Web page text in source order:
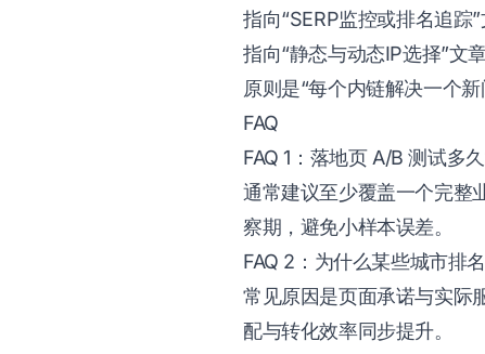
指向“SERP监控或排名追踪
指向“静态与动态IP选择”文
原则是“每个内链解决一个
FAQ
FAQ 1：落地页 A/B 测试多
通常建议至少覆盖一个完整
察期，避免小样本误差。
FAQ 2：为什么某些城市排
常见原因是页面承诺与实际
配与转化效率同步提升。